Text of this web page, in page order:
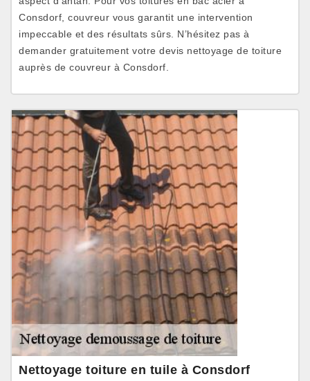
Consdorf, couvreur vous garantit une intervention
impeccable et des résultats sûrs. N’hésitez pas à
demander gratuitement votre devis nettoyage de toiture
auprès de couvreur à Consdorf.
Nettoyage toiture en tuile à Consdorf